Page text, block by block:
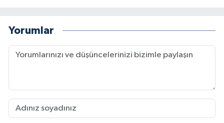
Yorumlar